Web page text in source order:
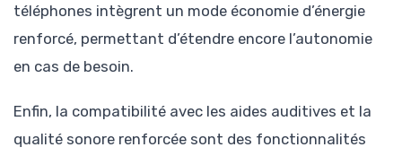
téléphones intègrent un mode économie d’énergie
renforcé, permettant d’étendre encore l’autonomie
en cas de besoin.
Enfin, la compatibilité avec les aides auditives et la
qualité sonore renforcée sont des fonctionnalités